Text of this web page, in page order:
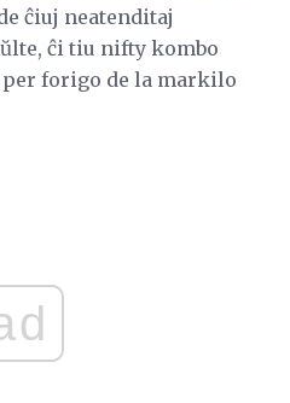
ĉiuj neatenditaj
ĉi tiu nifty kombo
forigo de la markilo